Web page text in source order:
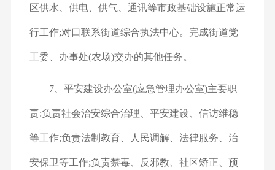
区供水、供电、供气、通讯等市政基础设施正常运
行工作;对口联系街道综合执法中心。完成街道党
工委、办事处(农场)交办的其他任务。
7、平安建设办公室(应急管理办公室)主要职
责:负责社会治安综合治理、平安建设、信访维稳
等工作;负责法制教育、人民调解、法律服务、治
安保卫等工作;负责禁毒、反邪教、社区矫正、预